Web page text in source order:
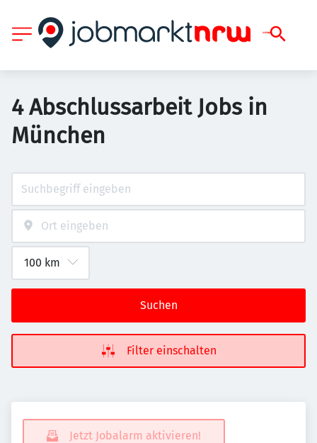
4 Abschlussarbeit Jobs in
München
Suchen
Filter einschalten
Jetzt Jobalarm aktivieren!